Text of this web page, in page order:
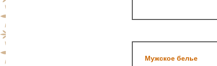
Мужское белье